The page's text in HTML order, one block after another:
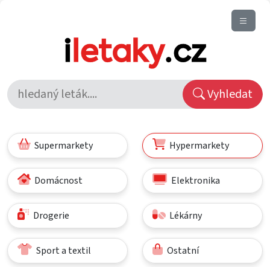
Vyhledat
Supermarkety Hypermarkety
Domácnost Elektronika
Drogerie Lékárny
Sport a textil Ostatní